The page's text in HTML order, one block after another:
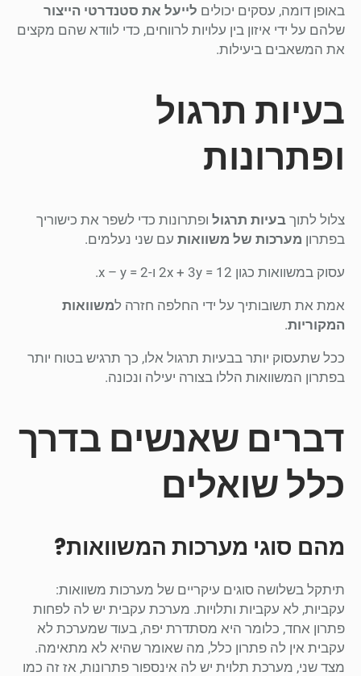
באופן דומה, עסקים יכולים לייעל את סטנדרטי הייצור
שלהם על ידי איזון בין עלויות לרווחים, כדי לוודא שהם מקצים
את המשאבים ביעילות.
בעיות תרגול
ופתרונות
צלול לתוך בעיות תרגול ופתרונות כדי לשפר את כישוריך
בפתרון מערכות של משוואות עם שני נעלמים.
עסוק במשוואות כגון 2x + 3y = 12 ו-x – y = 2.
אמת את תשובותיך על ידי החלפה חזרה למשוואות
המקוריות.
ככל שתעסוק יותר בבעיות תרגול אלו, כך תרגיש בטוח יותר
בפתרון המשוואות הללו בצורה יעילה ונכונה.
דברים שאנשים בדרך
כלל שואלים
מהם סוגי מערכות המשוואות?
תיתקל בשלושה סוגים עיקריים של מערכות משוואות:
עקביות, לא עקביות ותלויות. מערכת עקבית יש לה לפחות
פתרון אחד, כלומר היא מסתדרת יפה, בעוד שמערכת לא
עקבית אין לה פתרון כלל, מה שאומר שהיא לא מתאימה.
מצד שני, מערכת תלוית יש לה אינספור פתרונות, אז זה כמו